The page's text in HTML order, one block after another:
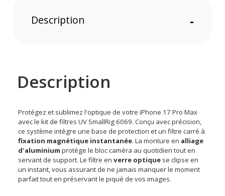
Description -
Description
Protégez et sublimez l'optique de votre iPhone 17 Pro Max
avec le kit de filtres UV SmallRig 6069. Conçu avec précision,
ce système intègre une base de protection et un filtre carré à
fixation magnétique instantanée. La monture en alliage
d'aluminium protège le bloc caméra au quotidien tout en
servant de support. Le filtre enverre optique se clipse en
un instant, vous assurant de ne jamais manquer le moment
parfait tout en préservant le piqué de vos images.